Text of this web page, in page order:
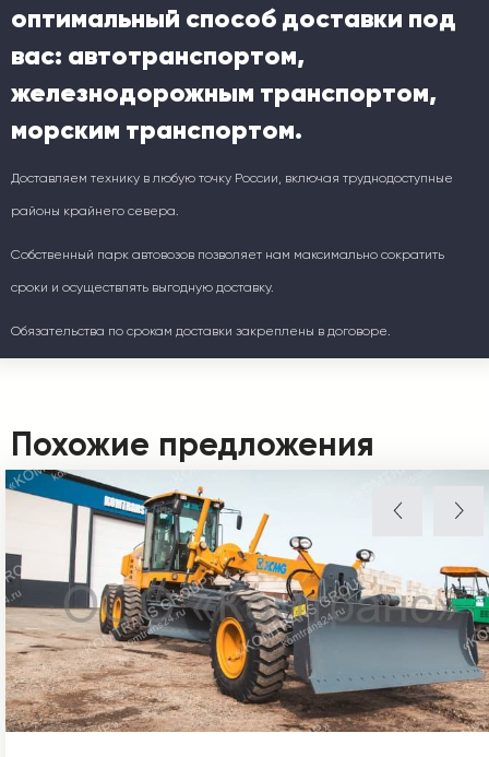
оптимальный способ доставки под
вас: автотранспортом,
железнодорожным транспортом,
морским транспортом.
Доставляем технику в любую точку России, включая труднодоступные
районы крайнего севера.
Собственный парк автовозов позволяет нам максимально сократить
сроки и осуществлять выгодную доставку.
Обязательства по срокам доставки закреплены в договоре.
Похожие предложения